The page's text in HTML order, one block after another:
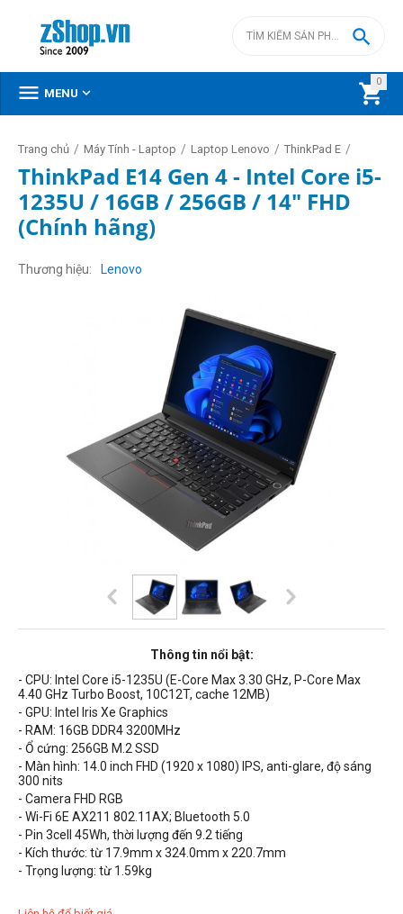
0


 MENU 
Trang chủ / Máy Tính - Laptop / Laptop Lenovo / ThinkPad E /
ThinkPad E14 Gen 4 - Intel Core i5-
1235U / 16GB / 256GB / 14" FHD
(Chính hãng)
Thương hiệu Lenovo
Thông tin nổi bật:
- CPU: Intel Core i5-1235U (E-Core Max 3.30 GHz, P-Core Max
4.40 GHz Turbo Boost, 10C12T, cache 12MB)
- GPU: Intel Iris Xe Graphics
- RAM: 16GB DDR4 3200MHz
- Ổ cứng: 256GB M.2 SSD
- Màn hình: 14.0 inch FHD (1920 x 1080) IPS, anti-glare, độ sáng
300 nits
- Camera FHD RGB
- Wi-Fi 6E AX211 802.11AX; Bluetooth 5.0
- Pin 3cell 45Wh, thời lượng đến 9.2 tiếng
- Kích thước: từ 17.9mm x 324.0mm x 220.7mm
- Trọng lượng: từ 1.59kg